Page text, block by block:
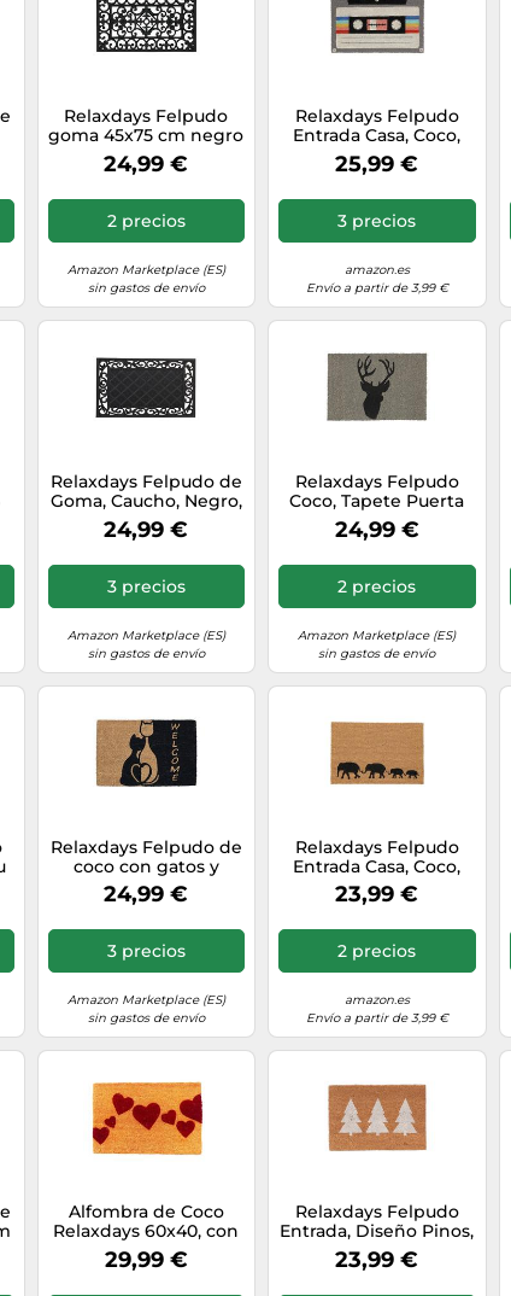
Relaxdays Felpudo
goma 45x75 cm negro
24,99 €
2 precios
Amazon Marketplace (ES)
sin gastos de envío
Relaxdays Felpudo
Entrada Casa, Coco,
Diseño Retro de
Cassette, 60x40cm,
Interior y Exterior,
Multicolor
25,99 €
3 precios
amazon.es
Envío a partir de 3,99 €
Relaxdays Felpudo de
Goma, Caucho, Negro,
45 x 75 cm
24,99 €
3 precios
Amazon Marketplace (ES)
sin gastos de envío
Relaxdays Felpudo
Coco, Tapete Puerta
Motivo Ciervo,
40x60cm,
Resistente, Interior,
Exterior, Gris/Negro
24,99 €
2 precios
Amazon Marketplace (ES)
sin gastos de envío
Relaxdays Felpudo de
coco con gatos y
corazón marrón
claro,negro
24,99 €
3 precios
Amazon Marketplace (ES)
sin gastos de envío
Relaxdays Felpudo
Entrada Casa, Coco,
Diseño de Elefantes,
60x40 cm,
Interior y Exterior,
Natural/Negro
23,99 €
2 precios
amazon.es
Envío a partir de 3,99 €
Alfombra de Coco
Relaxdays 60x40, con
Corazones,
Antideslizante,
29,99 €
Relaxdays Felpudo
Entrada, Diseño Pinos,
60x40 cm, Alfombrilla
Puerta Antideslizante,
23,99 €